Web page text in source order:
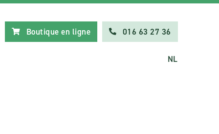
Boutique en ligne 016 63 27 36
NL